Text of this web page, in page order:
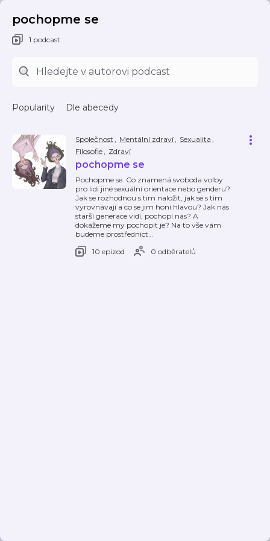
pochopme se
1 podcast
Popularity Dle abecedy
Společnost , Mentální zdraví, Sexualita ,
Filosofie, Zdraví
pochopme se
Pochopme se. Co znamená svoboda volby
pro lidi jiné sexuální orientace nebo genderu?
Jak se rozhodnou s tím naložit, jak se s tím
vyrovnávají a co se jim honí hlavou? Jak nás
starší generace vidí, pochopí nás? A
dokážeme my pochopit je? Na to vše vám
budeme prostřednict…
10 epizod
0 odběratelů